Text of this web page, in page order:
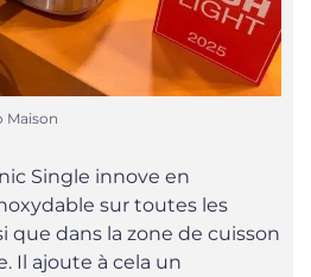
Maison
Single innove en
sur toutes les
que dans la zone de cuisson
Il ajoute à cela un